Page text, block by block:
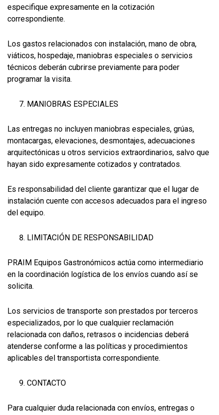
especifique expresamente en la cotización
correspondiente.
Los gastos relacionados con instalación, mano de obra,
viáticos, hospedaje, maniobras especiales o servicios
técnicos deberán cubrirse previamente para poder
programar la visita.
MANIOBRAS ESPECIALES
Las entregas no incluyen maniobras especiales, grúas,
montacargas, elevaciones, desmontajes, adecuaciones
arquitectónicas u otros servicios extraordinarios, salvo que
hayan sido expresamente cotizados y contratados.
Es responsabilidad del cliente garantizar que el lugar de
instalación cuente con accesos adecuados para el ingreso
del equipo.
LIMITACIÓN DE RESPONSABILIDAD
PRAIM Equipos Gastronómicos actúa como intermediario
en la coordinación logística de los envíos cuando así se
solicita.
Los servicios de transporte son prestados por terceros
especializados, por lo que cualquier reclamación
relacionada con daños, retrasos o incidencias deberá
atenderse conforme a las políticas y procedimientos
aplicables del transportista correspondiente.
CONTACTO
Para cualquier duda relacionada con envíos, entregas o